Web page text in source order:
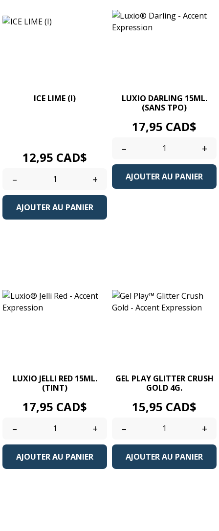
ICE LIME (I)
Prix
12,95 CAD$
– +
AJOUTER AU PANIER
LUXIO DARLING 15ML.
(SANS TPO)
Prix
17,95 CAD$
– +
AJOUTER AU PANIER
LUXIO JELLI RED 15ML.
(TINT)
Prix
17,95 CAD$
– +
AJOUTER AU PANIER
GEL PLAY GLITTER CRUSH
GOLD 4G.
Prix
15,95 CAD$
– +
AJOUTER AU PANIER